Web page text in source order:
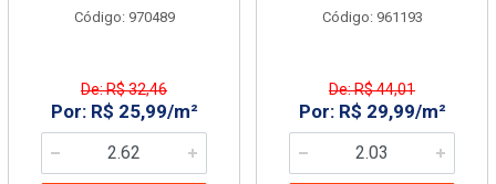
Código: 970489
De: R$ 32,46
Por: R$ 25,99/m²
Código: 961193
De: R$ 44,01
Por: R$ 29,99/m²